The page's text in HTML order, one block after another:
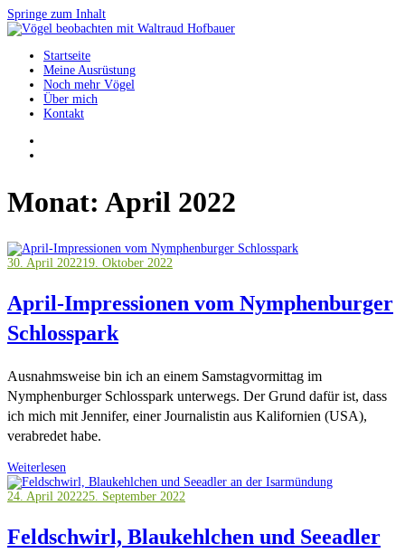
Springe zum Inhalt
Vögel beobachten mit Waltraud Hofbauer
Startseite
Meine Ausrüstung
Noch mehr Vögel
Über mich
Kontakt
Monat: April 2022
30. April 202219. Oktober 2022
April-Impressionen vom Nymphenburger
Schlosspark
Ausnahmsweise bin ich an einem Samstagvormittag im
Nymphenburger Schlosspark unterwegs. Der Grund dafür ist, dass
ich mich mit Jennifer, einer Journalistin aus Kalifornien (USA),
verabredet habe.
Weiterlesen
24. April 202225. September 2022
Feldschwirl, Blaukehlchen und Seeadler